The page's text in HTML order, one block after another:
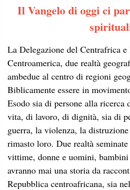
Il Vangelo di oggi ci
La Delegazione del Centrafrica
Centroamerica, due realtà
ambedue al centro di regioni
Biblicamente essere in
Esodo sia di persone alla ricerca
vita, di lavoro, di dignità, sia di
guerra, la violenza, la
rimasto loro. Due realtà
vittime, donne e uomini,
avranno mai una storia da
Repubblica centroafricana, sia